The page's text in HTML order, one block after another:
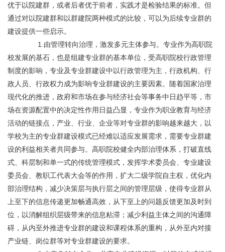
优于以院建群，或者后者优于前者，实践才是检验结果的标准。但
通过对以院建群和以群建院两种模式的比较，可以为后续专业群的
建设提供一些启示。
校发展的基石，也是组建专业群的基本单位，受高职院校行政管理
制度的影响，专业及专业群建设中以行政管理为主，行政机构、行
政人员、行政权力成为影响专业群建设的主要因素。随着国家治理
现代化的推进，政府和市场在参与经济社会等事务中日趋平等，市
场在资源配置中的决定性作用日益凸显，专业作为职业教育与经济
活动的链接点，产业、行业、企业等对专业群的影响越来越大，以
学校为主的专业群建设模式已经难以适应发展需求，需要专业群建
设的利益相关者共同参与。高职院校健全内部治理体系，打破直线
式、科层制和单一式的传统管理模式，发挥学术委员会、专业建设
委员会、教职工代表大会等的作用，扩大二级学院自主权，优化内
部治理结构，减少决策层与执行层之间的管理层级，使得专业群从
上至下的信息传递更加畅通高效，从下至上的问题反馈更加及时到
位，以消解组织层级带来的信息粘滞；减少利益主体之间的沟通障
碍，从内至外推进专业群的建设和课程体系的重构，从外至内对接
产业链、岗位群等对专业群建设的要求。